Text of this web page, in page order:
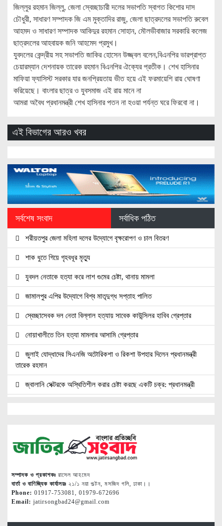
জিল্লুর রহমান জিল্লু, জেলা স্বেচ্ছাচারী দলের সভাপতি স্বাগত কিশোর দাস
চৌধুরী, সাধারণ সম্পাদক জি এম মুক্তাদির রাজু, জেলা ছাত্রদলের সভাপতি রুবেল
আহমদ ও সাধারণ সম্পাদক আকিদুর রহমান সোহান, মৌলভীবাজার সরকারি কলেজ
ছাত্রদলের আহবায়ক জনি আহমেদ প্রমুখ।
যুবদলের কেন্দ্রীয় সহ সভাপতি জাকির হোসেন উজ্জ্বল বলেন,বিএনপির ভারপ্রাপ্ত
চেয়ারম্যান দেশনায়ক তারেক রহমান বিএনপির ঐক্যের প্রতীক। শেখ হাসিনার
মাফিয়া ফ্যাসিস্ট সরকার যার জনপ্রিয়তায় ভীত হয়ে এই ফরমায়েশি রায় ঘোষণা
করিয়েছে। বাংলার ছাত্র ও যুবসমাজ এই রায় মানে না
আমরা অবৈধ প্রধানমন্ত্রী শেখ হাসিনার পতন না হওয়া পর্যন্ত ঘরে ফিরবো না।
এই বিভাগের আরও খবর
সর্বশেষ সংবাদ সর্বাধিক পঠিত
শরীয়তপুর জেলা মহিলা দলের উদ্যোগে বৃক্ষরোপণ ও চাল বিতরণ
শাক ধুতে গিয়ে গৃহবধূর মৃত্যু
যুবদল নেতাকে হত্যা করে লাশ গুমের চেষ্টা, থানায় মামলা
জামালপুর এপির উদ্যোগে বিশ্ব মাতৃদুগ্ধ সপ্তাহ পালিত
স্বেচ্ছাসেবক দল নেতা বিল্লাল হত্যায় সাবেক কাউন্সিলর হাবিব গ্রেপ্তার
নোয়াখালীতে তিন হত্যা মামলার আসামি গ্রেপ্তার
জুলাই যোদ্ধাদের সিএনজি অটোরিকশা ও রিকশা উপহার দিলেন প্রধানমন্ত্রী
তারেক রহমান
জ্বালানি সেক্টরকে অস্থিতিশীল করার চেষ্টা করছে একটি চক্র: প্রধানমন্ত্রী
নোয়াখালীতে বিএনপি নেতাকে গুলি, লাগল সহযোগীর বুকে
দলকে সুসংগঠিত ও জনমুখী করতে নেতাকর্মীদের ঐক্যবদ্ধ হওয়ার আহ্বান
শ্রীমঙ্গলের এমপি মুজিবের
মৃত্যুদন্ডপ্রাপ্ত হাসিনার হুমকি ধমকির দায় ভারতের সরকার এড়াতে পারে না :
লেবার পার্টির চেয়ারম্যান ডাঃ ইরান
অ্যামাজন নতুন ডেটা সেন্টার গ্যাসভিত্তিক বিদ্যুৎকেন্দ্র নির্মাণে
সম্পাদক ও প্রকাশকঃ রাসেল আহমেদ
বার্তা ও বাণিজ্যিক কার্যালয়ঃ ২১/১ নয়া পল্টন, মসজিদ গলি, ঢাকা।।
Phone: 01917-753081, 01979-672696
Email: jatirsongbad24@gmail.com